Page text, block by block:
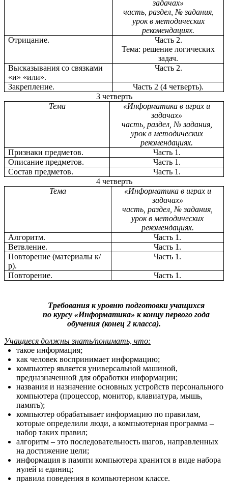
задачах»
часть, раздел, № задания,
урок в методических
рекомендациях.
Отрицание.
Часть 2.
Тема: решение логических
задач.
Высказывания со связками
«и» «или».
Часть 2.
Закрепление.
Часть 2 (4 четверть).
3 четверть
Тема
«Информатика в играх и
задачах»
часть, раздел, № задания,
урок в методических
рекомендациях.
Признаки предметов.
Часть 1.
Описание предметов.
Часть 1.
Состав предметов.
Часть 1.
4 четверть
Тема
«Информатика в играх и
задачах»
часть, раздел, № задания,
урок в методических
рекомендациях.
Алгоритм.
Часть 1.
Ветвление.
Часть 1.
Повторение (материалы к/
р).
Часть 1.
Повторение. Часть 1.
Требования к уровню подготовки учащихся
по курсу «Информатика» к концу первого года
обучения (конец 2 класса).
Учащиеся должны знать/понимать, что:
такое информация;
как человек воспринимает информацию;
компьютер является универсальной машиной,
предназначенной для обработки информации;
названия и назначение основных устройств персонального
компьютера (процессор, монитор, клавиатура, мышь,
память);
компьютер обрабатывает информацию по правилам,
которые определили люди, а компьютерная программа –
набор таких правил;
алгоритм – это последовательность шагов, направленных
на достижение цели;
информация в памяти компьютера хранится в виде набора
нулей и единиц;
правила поведения в компьютерном классе.